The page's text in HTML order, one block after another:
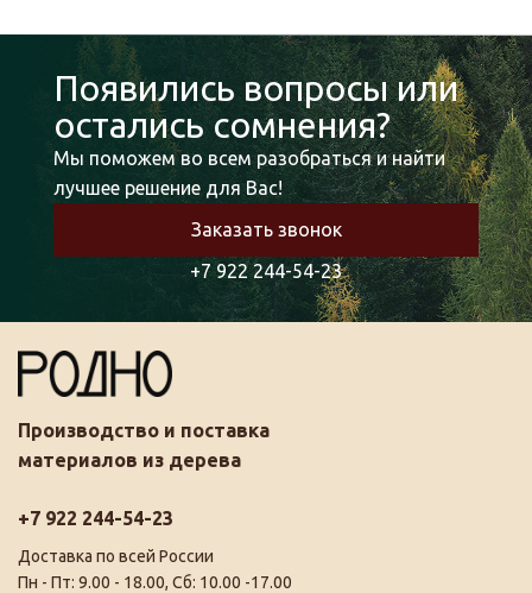
Появились вопросы или
остались сомнения?
Мы поможем во всем разобраться и найти
лучшее решение для Вас!
Заказать звонок
+7 922 244-54-23
Производство и поставка
материалов из дерева
+7 922 244-54-23
Доставка по всей России
Пн - Пт: 9.00 - 18.00, Сб: 10.00 -17.00